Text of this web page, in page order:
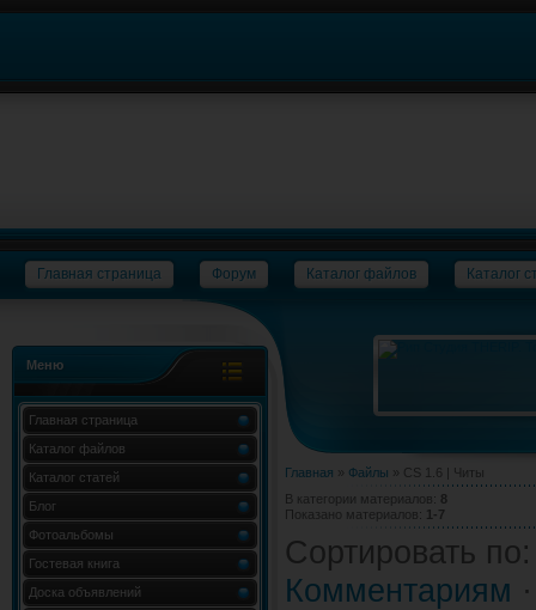
Главная страница Форум Каталог файлов Каталог
Меню
Главная страница
Каталог файлов
Каталог статей
Блог
Фотоальбомы
Гостевая книга
Доска объявлений
Главная » Файлы » CS 1.6 | Читы
В категории материалов: 8
Показано материалов: 1-7
Сортировать по
Комментариям